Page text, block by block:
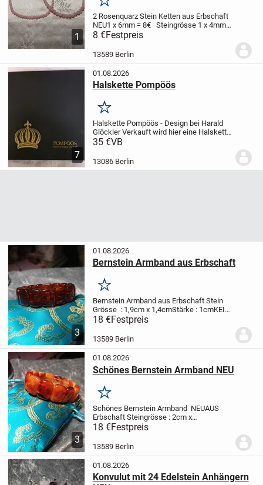
1
Merken
2 Rosenquarz Stein Ketten aus Erbschaft
NEU1 x 6mm = 8€ Steingrösse 1 x 4mm=
6€ Steingrösse
EdelstahlKEIN PAYPAL
VerkaufKeine Rücknahme
8 €Festpreis
13589 Berlin
7
01.08.2026
Halskette Pompöös
Merken
Halskette Pompöös - Design bei Harald
Glöckler Verkauft wird hier eine Halskette
mit Etui , wie auf den Bildern zu sehen ist.
PP F Zahlung.
35 €VB
13086 Berlin
3
01.08.2026
Bernstein Armband aus Erbschaft
Merken
Bernstein Armband aus Erbschaft Stein
Grösse : 1,9cm x 1,4cmStärke : 1cmKEIN
PAYPALPrivat Verkauf
Rücknahme
18 €Festpreis
13589 Berlin
3
01.08.2026
Schönes Bernstein Armband NEU
Merken
Schönes Bernstein Armband NEUAUS
Erbschaft Steingrösse : 2cm x
1,5cmStärke : 5,7mm
Keine Rücknahme
18 €Festpreis
13589 Berlin
01.08.2026
Konvulut mit 24 Edelstein Anhängern